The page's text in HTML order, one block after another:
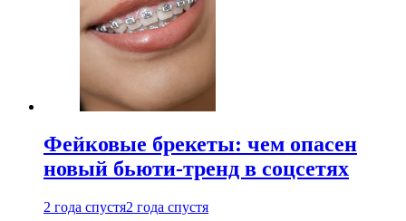
Фейковые брекеты: чем опасен
новый бьюти-тренд в соцсетях
2 года спустя2 года спустя